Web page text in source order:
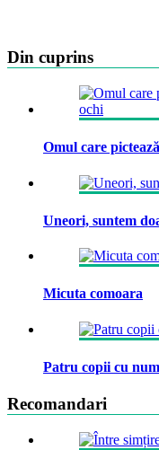
Din cuprins
Omul care
Uneori, suntem
Micuta comoara
Patru copii cu
Recomandari